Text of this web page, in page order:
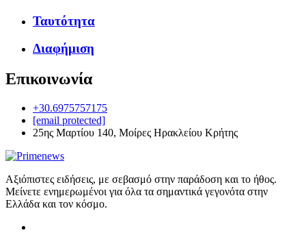
Ταυτότητα
Διαφήμιση
Επικοινωνία
+30.6975757175
[email protected]
25ης Μαρτίου 140, Μοίρες Ηρακλείου Κρήτης
Αξιόπιστες ειδήσεις, με σεβασμό στην παράδοση και το ήθος.
Μείνετε ενημερωμένοι για όλα τα σημαντικά γεγονότα στην
Ελλάδα και τον κόσμο.